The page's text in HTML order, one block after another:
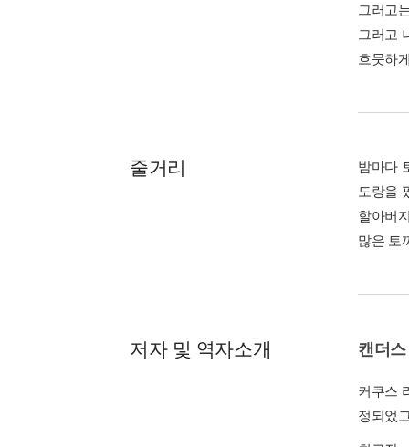
그러고
그러고
흐뭇하
줄거리
밤마다
도랑을
할아버
많은 토
저자 및 역자소개 캔더
커쿠스
정되었